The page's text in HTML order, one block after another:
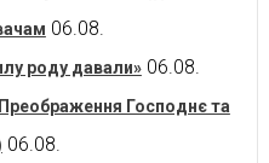
06.08.
роду давали» 06.08.
Господнє та
06.08.